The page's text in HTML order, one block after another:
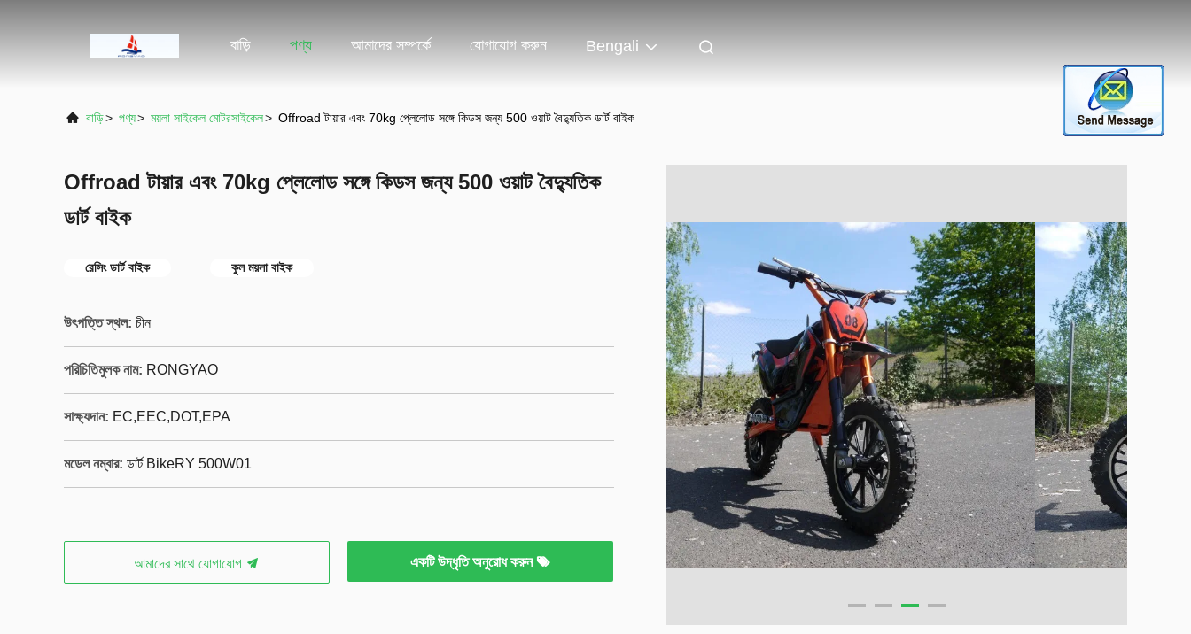
বাড়ি পণ্য আমাদের সম্পর্কে যোগাযোগ করুন Bengali
বাড়ি> পণ্য> ময়লা সাইকেল মোটরসাইকেল> Offroad টায়ার এবং 70kg প্লেলোড সঙ্গে কিডস জন্য 500 ওয়াট বৈদ্যুতিক ডার্ট বাইক
Offroad টায়ার এবং 70kg প্লেলোড সঙ্গে কিডস জন্য 500 ওয়াট বৈদ্যুতিক
ডার্ট বাইক
রেসিং ডার্ট বাইক কুল ময়লা বাইক
উৎপত্তি স্থল: চীন
পরিচিতিমুলক নাম: RONGYAO
সাক্ষ্যদান: EC,EEC,DOT,EPA
মডেল নম্বার: ডার্ট BikeRY 500W01
আমাদের সাথে যোগাযোগ একটি উদ্ধৃতি অনুরোধ করুন